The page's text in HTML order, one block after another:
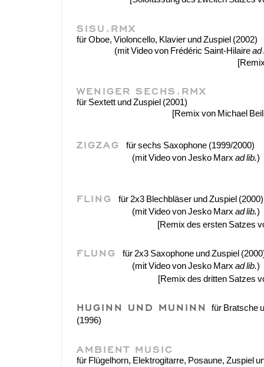
SISU.RMX
für Oboe, Violoncello, Klavier und Zuspiel (2002)
(mit Video von Frédéric Saint-Hilairead
WENIGER SECHS.RMX
für Sextett und Zuspiel (2001)
[Remix von Michael
ZIGZAG
für sechs Saxophone (1999/2000)
(mit Video von Jesko Marx ad lib.)
FLING
für 2x3 Blechbläser und Zuspiel (2000)
(mit Video von Jesko Marx ad lib.)
[Remix des ersten Satzes
FLUNG
für 2x3 Saxophone und Zuspiel
(mit Video von Jesko Marx ad lib.)
[Remix des dritten Satzes
HUGINN UND MUNINN
für Bratsche
(1996)
AMBIENT MUSIC
für Flügelhorn, Elektrogitarre, Posaune, Zuspiel